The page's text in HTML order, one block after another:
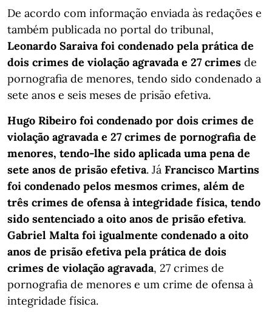
De acordo com informação enviada às redações e
também publicada no portal do tribunal,
Leonardo Saraiva foi condenado pela prática de
dois crimes de violação agravada e 27 crimes de
pornografia de menores, tendo sido condenado a
sete anos e seis meses de prisão efetiva.
Hugo Ribeiro foi condenado por dois crimes de
violação agravada e 27 crimes de pornografia de
menores, tendo-lhe sido aplicada uma pena de
sete anos de prisão efetiva. Já Francisco Martins
foi condenado pelos mesmos crimes, além de
três crimes de ofensa à integridade física, tendo
sido sentenciado a oito anos de prisão efetiva.
Gabriel Malta foi igualmente condenado a oito
anos de prisão efetiva pela prática de dois
crimes de violação agravada, 27 crimes de
pornografia de menores e um crime de ofensa à
integridade física.